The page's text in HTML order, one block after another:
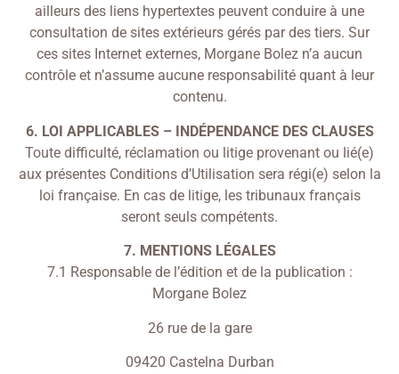
ailleurs des liens hypertextes peuvent conduire à une
consultation de sites extérieurs gérés par des tiers. Sur
ces sites Internet externes, Morgane Bolez n’a aucun
contrôle et n’assume aucune responsabilité quant à leur
contenu.
6. LOI APPLICABLES – INDÉPENDANCE DES CLAUSES
Toute difficulté, réclamation ou litige provenant ou lié(e)
aux présentes Conditions d’Utilisation sera régi(e) selon la
loi française. En cas de litige, les tribunaux français
seront seuls compétents.
7. MENTIONS LÉGALES
7.1 Responsable de l’édition et de la publication :
Morgane Bolez
26 rue de la gare
09420 Castelna Durban